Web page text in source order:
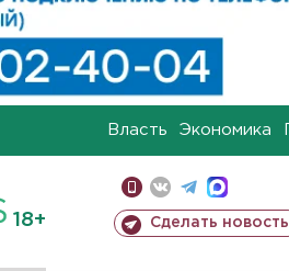
Власть Экономика
18+ Сделать новость